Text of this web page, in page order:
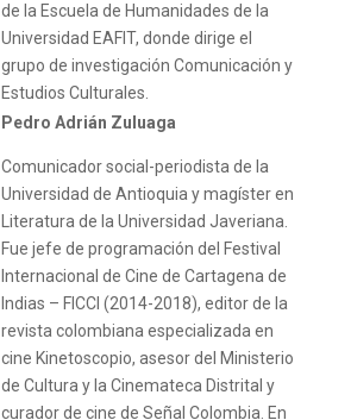
de la Escuela de Humanidades de la
Universidad EAFIT, donde dirige el
grupo de investigación Comunicación y
Estudios Culturales.
Pedro Adrián Zuluaga
Comunicador social-periodista de la
Universidad de Antioquia y magíster en
Literatura de la Universidad Javeriana.
Fue jefe de programación del Festival
Internacional de Cine de Cartagena de
Indias – FICCI (2014-2018), editor de la
revista colombiana especializada en
cine Kinetoscopio, asesor del Ministerio
de Cultura y la Cinemateca Distrital y
curador de cine de Señal Colombia. En